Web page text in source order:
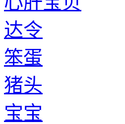
达令
笨蛋
猪头
宝宝